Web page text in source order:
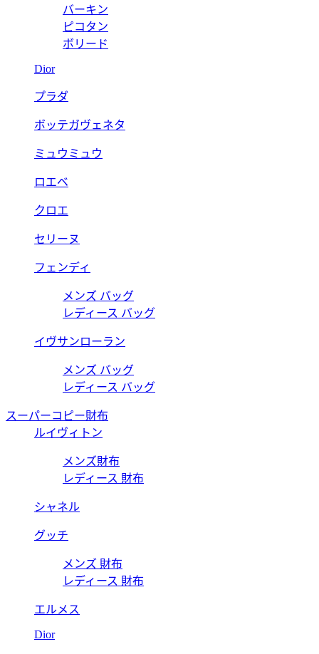
バーキン
ピコタン
ボリード
Dior
プラダ
ボッテガヴェネタ
ミュウミュウ
ロエベ
クロエ
セリーヌ
フェンディ
メンズ バッグ
レディース バッグ
イヴサンローラン
メンズ バッグ
レディース バッグ
スーパーコピー財布
ルイヴィトン
メンズ財布
レディース 財布
シャネル
グッチ
メンズ 財布
レディース 財布
エルメス
Dior